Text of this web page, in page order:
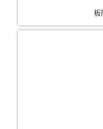
板